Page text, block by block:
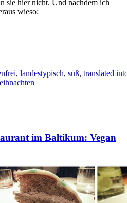
sie hier nicht. Und nachdem ich
wieso:
, landestypisch, süß, translated
im Baltikum: Vegan